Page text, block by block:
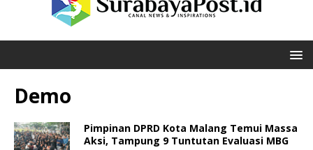
Demo
Pimpinan DPRD Kota Malang Temui Massa
Aksi, Tampung 9 Tuntutan Evaluasi MBG